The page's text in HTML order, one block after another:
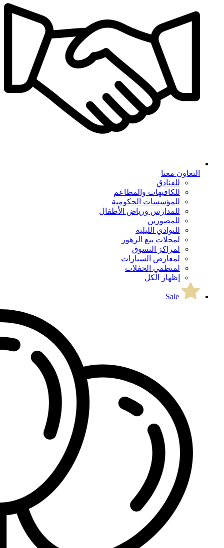
التعاون معنا
للفنادق
للكافيهات والمطاعم
للمؤسسات الحكومية
للمدارس ورياض الأطفال
للمصورين
للنوادي الليلية
لمحلات بيع الزهور
لمراكز التسوق
لمعارض السيارات
لمنظمي الحفلات
إظهار الكل